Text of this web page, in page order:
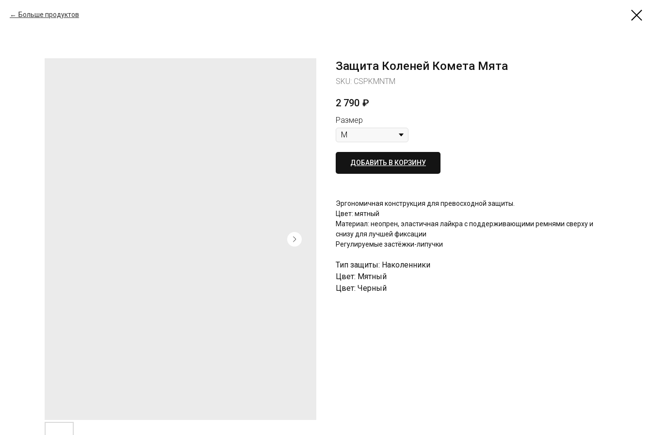
Больше продуктов
Защита Коленей Комета Мята
SKU: CSPKMNTM
2 790 ₽
Размер
ДОБАВИТЬ В КОРЗИНУ
Эргономичная конструкция для превосходной защиты.
Цвет: мятный
Материал: неопрен, эластичная лайкра с поддерживающими ремнями сверху и
снизу для лучшей фиксации
Регулируемые застёжки-липучки
Тип защиты: Наколенники
Цвет: Мятный
Цвет: Черный